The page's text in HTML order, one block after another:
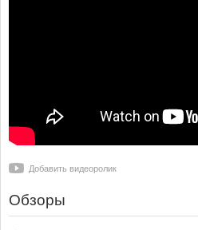
Добавить видеоролик
Обзоры